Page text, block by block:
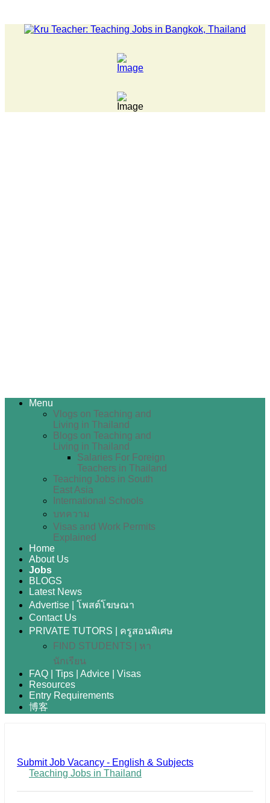
Menu
Vlogs on Teaching and
Living in Thailand
Blogs on Teaching and
Living in Thailand
Salaries For Foreign
Teachers in Thailand
Teaching Jobs in South
East Asia
International Schools
บทความ
Visas and Work Permits
Explained
Home
About Us
Jobs
BLOGS
Latest News
Advertise | โพสต์โฆษณา
Contact Us
PRIVATE TUTORS | ครูสอนพิเศษ
FIND STUDENTS | หา
นักเรียน
FAQ | Tips | Advice | Visas
Resources
Entry Requirements
博客
Submit Job Vacancy - English & Subjects
Teaching Jobs in Thailand